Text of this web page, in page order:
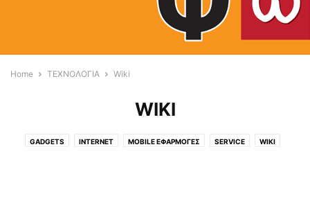
Home ΤΕΧΝΟΛΟΓΙΑ Wiki
WIKI
GADGETS INTERNET MOBILE ΕΦΑΡΜΟΓΈΣ SERVICE WIKI